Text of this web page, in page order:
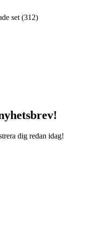
set (312)
dig redan idag!